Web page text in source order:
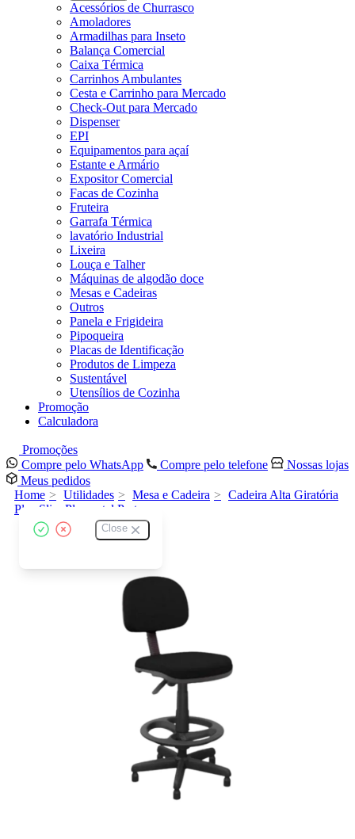
Acessórios de Churrasco
Amoladores
Armadilhas para Inseto
Balança Comercial
Caixa Térmica
Carrinhos Ambulantes
Cesta e Carrinho para Mercado
Check-Out para Mercado
Dispenser
EPI
Equipamentos para açaí
Estante e Armário
Expositor Comercial
Facas de Cozinha
Fruteira
Garrafa Térmica
lavatório Industrial
Lixeira
Louça e Talher
Máquinas de algodão doce
Mesas e Cadeiras
Outros
Panela e Frigideira
Pipoqueira
Placas de Identificação
Produtos de Limpeza
Sustentável
Utensílios de Cozinha
Promoção
Calculadora
Promoções
Compre pelo WhatsApp
Compre pelo telefone
Nossas lojas
Meus pedidos
Close
Home Utilidades Mesa e Cadeira
Cadeira Alta Giratória
Plus Slim Plaxmatal Preta